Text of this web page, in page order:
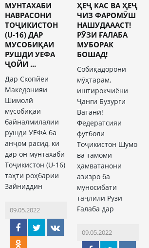
МУНТАХАБИ
НАВРАСОНИ
ТОҶИКИСТОН
(U-16) ДАР
МУСОБИҚАИ
РУШДИ УЕФА
ҶОЙИ ...
Дар Скопйеи
Македонияи
Шимолӣ
мусобиқаи
байналмилалии
рушди УЕФА ба
анҷом расид, ки
дар он мунтахаби
Тоҷикистон (U-16)
таҳти роҳбарии
Зайниддин
09.05.2022
ҲЕҶ КАС ВА ҲЕҶ
ЧИЗ ФАРОМӮШ
НАШУДАААСТ!
РӮЗИ ҒАЛАБА
МУБОРАК
БОШАД!
Собиқадорони
мӯҳтарам,
иштирокчиёни
Ҷанги Бузурги
Ватанӣ!
Федератсияи
футболи
Тоҷикистон Шумо
ва тамоми
ҳамватанони
азизро ба
муносибати
таҷлили Рӯзи
Ғалаба дар
09.05.2022